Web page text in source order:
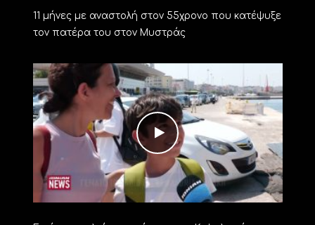
11 μήνες με αναστολή στον 55χρονο που κατέψυξε
τον πατέρα του στον Μυστράς